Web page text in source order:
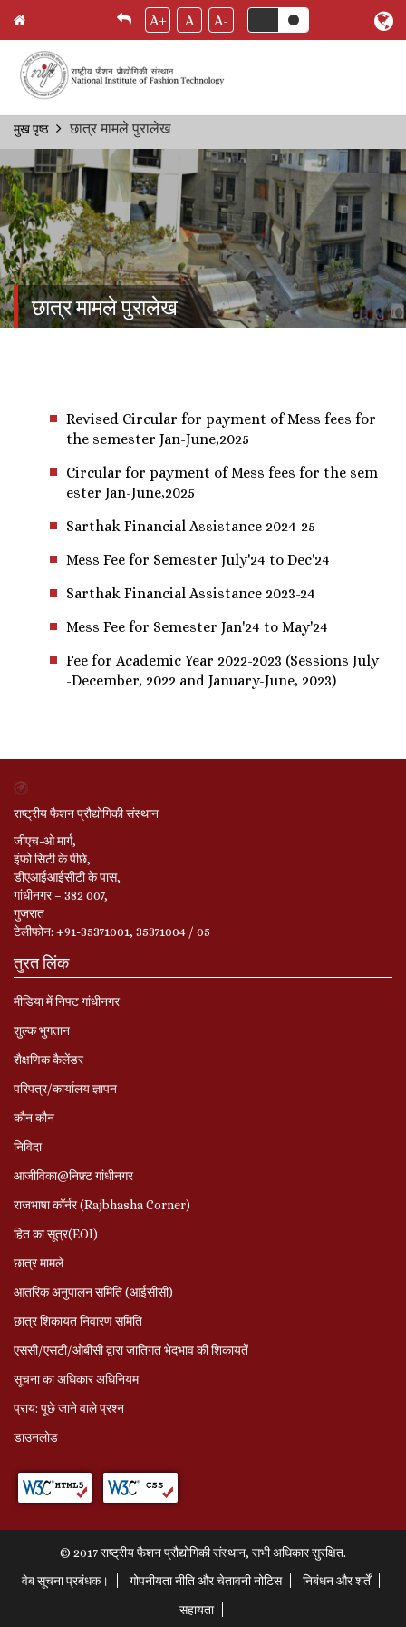
Skip
content
A+ A A-
Breadcrumb
मुख पृष्ठ छात्र मामले पुरालेख
छात्र मामले पुरालेख
Revised Circular for payment of Mess fees for
the semester Jan-June,2025
Circular for payment of Mess fees for the sem
ester Jan-June,2025
Sarthak Financial Assistance 2024-25
Mess Fee for Semester July'24 to Dec'24
Sarthak Financial Assistance 2023-24
Mess Fee for Semester Jan'24 to May'24
Fee for Academic Year 2022-2023 (Sessions July
-December, 2022 and January-June, 2023)
राष्ट्रीय फैशन प्रौद्योगिकी संस्थान
जीएच-ओ मार्ग,
इंफो सिटी के पीछे,
डीएआईआईसीटी के पास,
गांधीनगर – 382 007,
गुजरात
टेलीफोन: +91-35371001, 35371004 / 05
तुरत लिंक
मीडिया में निफ्ट गांधीनगर
शुल्क भुगतान
शैक्षणिक कैलेंडर
परिपत्र/कार्यालय ज्ञापन
कौन कौन
निविदा
आजीविका@निफ़्ट गांधीनगर
राजभाषा कॉर्नर (Rajbhasha Corner)
हित का सूत्र(EOI)
छात्र मामले
आंतरिक अनुपालन समिति (आईसीसी)
छात्र शिकायत निवारण समिति
एससी/एसटी/ओबीसी द्वारा जातिगत भेदभाव की शिकायतें
सूचना का अधिकार अधिनियम
प्राय: पूछे जाने वाले प्रश्‍न
डाउनलोड
© 2017 राष्ट्रीय फैशन प्रौद्योगिकी संस्थान, सभी अधिकार सुरक्षित.
वेब सूचना प्रबंधक।
गोपनीयता नीति और चेतावनी नोटिस
निबंधन और शर्तें
सहायता